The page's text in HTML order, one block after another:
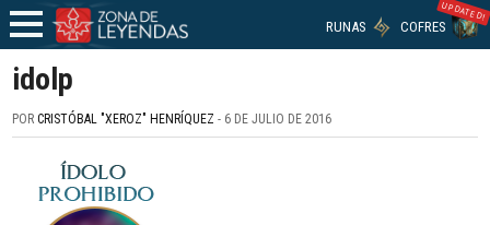
RUNAS COFRES
UPDATED!
idolp
PORCRISTÓBAL "XEROZ" HENRÍQUEZ - 6 DE JULIO DE 2016